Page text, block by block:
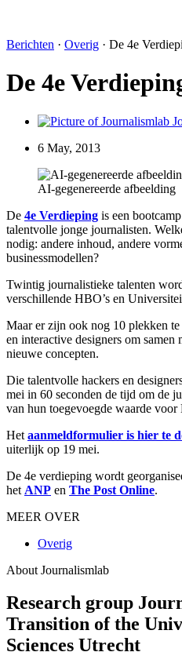
Berichten · Overig · De 4e
De 4e
6 May, 2013
AI-gegenereerde afbeelding
De 4e Verdieping is een
talentvolle jonge journalisten.
nodig: andere inhoud, andere
businessmodellen?
Twintig journalistieke talenten
verschillende HBO’s en
Maar er zijn ook nog 10 plekken
en interactive designers om samen
nieuwe concepten.
Die talentvolle hackers en
mei in 60 seconden de tijd om de
van hun toegevoegde waarde
Het aanmeldformulier is hier te
uiterlijk op 19 mei.
De 4e verdieping wordt
het ANP en The Post Online.
MEER OVER
Overig
About Journalismlab
Research group
Transition of the
Sciences Utrecht